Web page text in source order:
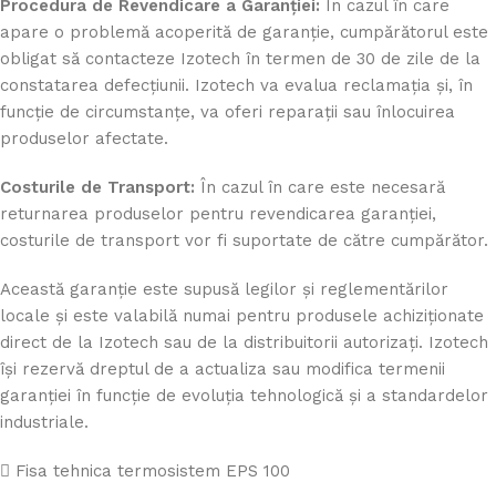
Procedura de Revendicare a Garanției: În cazul în care
apare o problemă acoperită de garanție, cumpărătorul este
obligat să contacteze Izotech în termen de 30 de zile de la
constatarea defecțiunii. Izotech va evalua reclamația și, în
funcție de circumstanțe, va oferi reparații sau înlocuirea
produselor afectate.
Costurile de Transport: În cazul în care este necesară
returnarea produselor pentru revendicarea garanției,
costurile de transport vor fi suportate de către cumpărător.
Această garanție este supusă legilor și reglementărilor
locale și este valabilă numai pentru produsele achiziționate
direct de la Izotech sau de la distribuitorii autorizați. Izotech
își rezervă dreptul de a actualiza sau modifica termenii
garanției în funcție de evoluția tehnologică și a standardelor
industriale.
Fisa tehnica termosistem EPS 100